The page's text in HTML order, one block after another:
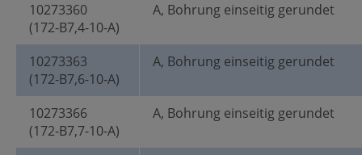
10273360
(172-B7,4-10-A)
A, Bohrung einseitig gerundet
10273363
(172-B7,6-10-A)
A, Bohrung einseitig gerundet
10273366
(172-B7,7-10-A)
A, Bohrung einseitig gerundet